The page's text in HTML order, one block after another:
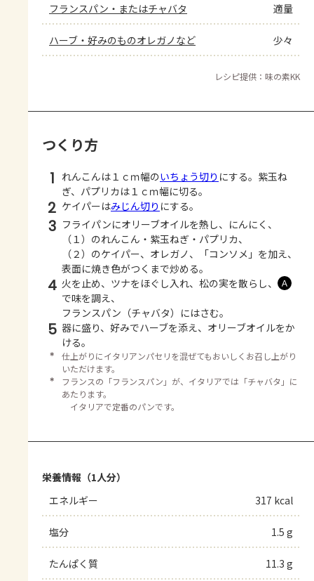
フランスパン・またはチャバタ 適量
ハーブ・好みのものオレガノなど 少々
レシピ提供：味の素KK
つくり方
1 れんこんは１ｃｍ幅のいちょう切り にする。紫玉ね
ぎ、パプリカは１ｃｍ幅に切る。
2 ケイパーはみじん切り にする。
3 フライパンにオリーブオイルを熱し、にんにく、
（１）のれんこん・紫玉ねぎ・パプリカ、
（２）のケイパー、オレガノ、「コンソメ」を加え、
表面に焼き色がつくまで炒める。
4 火を止め、ツナをほぐし入れ、松の実を散らし、 Ａ
で味を調え、
フランスパン（チャバタ）にはさむ。
5 器に盛り、好みでハーブを添え、オリーブオイルをか
ける。
＊
仕上がりにイタリアンパセリを混ぜてもおいしくお召し上がり
いただけます。
＊
フランスの「フランスパン」が、イタリアでは「チャバタ」に
あたります。
イタリアで定番のパンです。
栄養情報（1人分）
エネルギー
317 kcal
塩分 1.5 g
たんぱく質 11.3 g